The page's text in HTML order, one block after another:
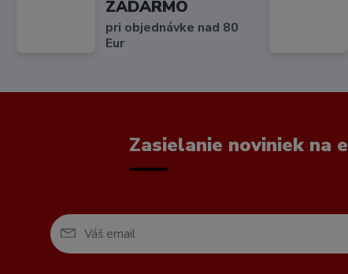
ZADARMO
pri objednávke nad 80
Eur
Zasielanie noviniek na